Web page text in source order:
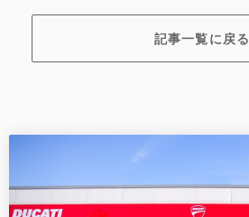
記事一覧に戻る